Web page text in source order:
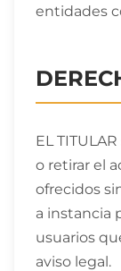
entidades
EL
o retirar el
ofrecidos
a instancia
usuarios
aviso legal.